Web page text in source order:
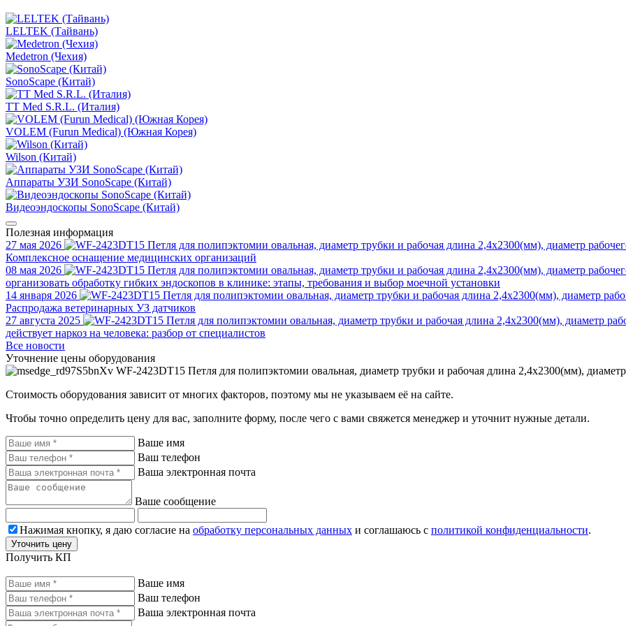
LELTEK (Тайвань)
Medetron (Чехия)
SonoScape (Китай)
TT Med S.R.L. (Италия)
VOLEM (Furun Medical) (Южная Корея)
Wilson (Китай)
Аппараты УЗИ SonoScape (Китай)
Видеоэндоскопы SonoScape (Китай)
Полезная информация
27 мая 2026
Комплексное оснащение медицинских организаций
08 мая 2026
организовать обработку гибких эндоскопов в клинике: этапы, требования и выбор моечной установки
14 января 2026
Распродажа ветеринарных УЗ датчиков
27 августа 2025
действует наркоз на человека: разбор от специалистов
Все новости
Уточнение цены оборудования
WF-2423DT15 Петля для полипэктомии овальная, диаметр трубки и рабочая длина 2,4х2300(мм),
Стоимость оборудования зависит от многих факторов, поэтому мы не указываем её на сайте.
Чтобы точно определить цену для вас, заполните форму, после чего с вами свяжется менеджер и уточнит нужные детали.
Ваше имя
Ваш телефон
Ваша электронная почта
Ваше сообщение
Нажимая кнопку, я даю согласие на обработку персональных данных и соглашаюсь с политикой конфиденциальности.
Уточнить цену
Получить КП
Ваше имя
Ваш телефон
Ваша электронная почта